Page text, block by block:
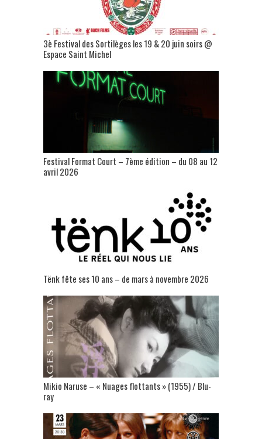
3è Festival des Sortilèges les 19 & 20 juin soirs @
Espace Saint Michel
Festival Format Court – 7ème édition – du 08 au 12
avril 2026
Tënk fête ses 10 ans – de mars à novembre 2026
Mikio Naruse – « Nuages flottants » (1955) / Blu-
ray